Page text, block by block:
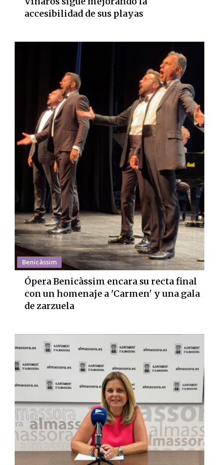
accesibilidad de sus playas
Benicàssim
Ópera Benicàssim encara su recta final
con un homenaje a 'Carmen' y una gala
de zarzuela